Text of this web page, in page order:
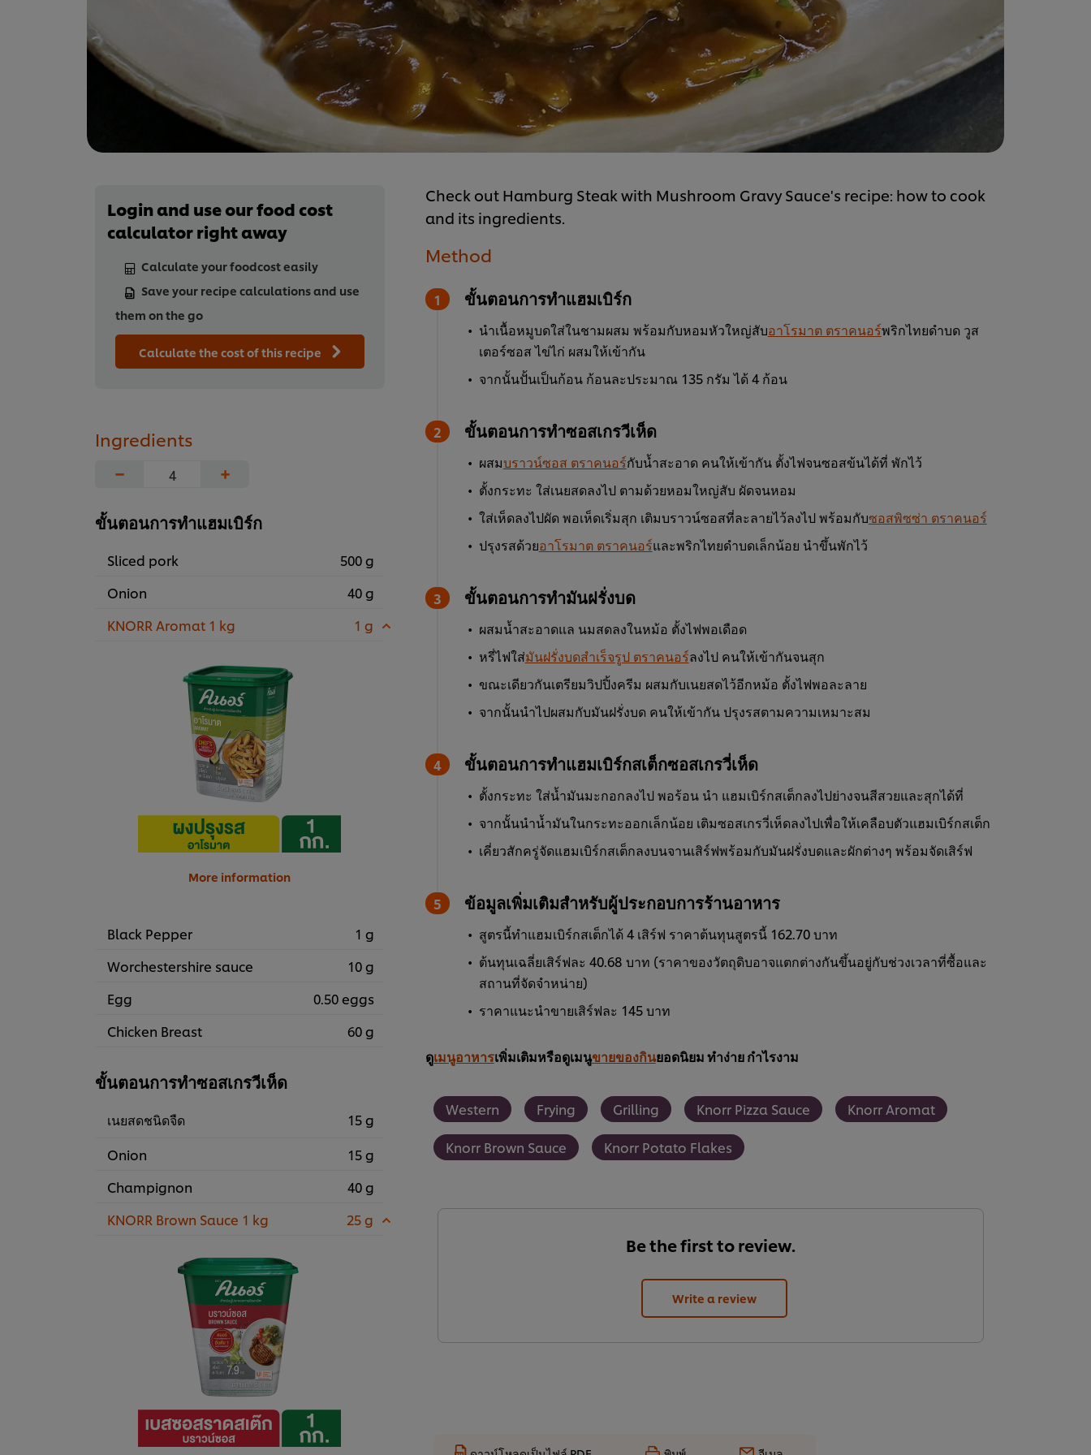
Login and use our food cost
calculator right away
Calculate your foodcost easily
Save your recipe calculations and use
them on the go
Calculate the cost of this recipe
Ingredients
−
+
ขั้นตอนการทำแฮมเบิร์ก
Sliced pork
500 g
Onion
40 g
KNORR Aromat 1 kg
1 g
More information
Black Pepper
1 g
Worchestershire sauce
10 g
Egg
0.50 eggs
Chicken Breast
60 g
ขั้นตอนการทำซอสเกรวีเห็ด
เนยสดชนิดจืด
15 g
Onion
15 g
Champignon
40 g
KNORR Brown Sauce 1 kg
25 g
Check out Hamburg Steak with Mushroom Gravy Sauce's recipe: how to cook
and its ingredients.
Method
ขั้นตอนการทำแฮมเบิร์ก
นำเนื้อหมูบดใส่ในชามผสม พร้อมกับหอมหัวใหญ่สับอาโรมาต ตราคนอร์พริกไทยดำบด วูส
เตอร์ซอส ไข่ไก่ ผสมให้เข้ากัน
จากนั้นปั้นเป็นก้อน ก้อนละประมาณ 135 กรัม ได้ 4 ก้อน
ขั้นตอนการทำซอสเกรวีเห็ด
ผสมบราวน์ซอส ตราคนอร์กับน้ำสะอาด คนให้เข้ากัน ตั้งไฟจนซอสข้นได้ที่ พักไว้
ตั้งกระทะ ใส่เนยสดลงไป ตามด้วยหอมใหญ่สับ ผัดจนหอม
ใส่เห็ดลงไปผัด พอเห็ดเริ่มสุก เติมบราวน์ซอสที่ละลายไว้ลงไป พร้อมกับซอสพิซซ่า ตราคนอร์
ปรุงรสด้วยอาโรมาต ตราคนอร์และพริกไทยดำบดเล็กน้อย นำขึ้นพักไว้
ขั้นตอนการทำมันฝรั่งบด
ผสมน้ำสะอาดแล นมสดลงในหม้อ ตั้งไฟพอเดือด
หรี่ไฟใส่มันฝรั่งบดสำเร็จรูป ตราคนอร์ลงไป คนให้เข้ากันจนสุก
ขณะเดียวกันเตรียมวิปปิ้งครีม ผสมกับเนยสดไว้อีกหม้อ ตั้งไฟพอละลาย
จากนั้นนำไปผสมกับมันฝรั่งบด คนให้เข้ากัน ปรุงรสตามความเหมาะสม
ขั้นตอนการทำแฮมเบิร์กสเต็กซอสเกรวี่เห็ด
ตั้งกระทะ ใส่น้ำมันมะกอกลงไป พอร้อน นำ แฮมเบิร์กสเต็กลงไปย่างจนสีสวยและสุกได้ที่
จากนั้นนำน้ำมันในกระทะออกเล็กน้อย เติมซอสเกรวี่เห็ดลงไปเพื่อให้เคลือบตัวแฮมเบิร์กสเต็ก
เคี่ยวสักครู่จัดแฮมเบิร์กสเต็กลงบนจานเสิร์ฟพร้อมกับมันฝรั่งบดและผักต่างๆ พร้อมจัดเสิร์ฟ
ข้อมูลเพิ่มเติมสำหรับผู้ประกอบการร้านอาหาร
สูตรนี้ทำแฮมเบิร์กสเต็กได้ 4 เสิร์ฟ ราคาต้นทุนสูตรนี้ 162.70 บาท
ต้นทุนเฉลี่ยเสิร์ฟละ 40.68 บาท (ราคาของวัตถุดิบอาจแตกต่างกันขึ้นอยู่กับช่วงเวลาที่ซื้อและ
สถานที่จัดจำหน่าย)
ราคาแนะนำขายเสิร์ฟละ 145 บาท
ดูเมนูอาหารเพิ่มเติมหรือดูเมนูขายของกินยอดนิยม ทำง่าย กำไรงาม
Western Frying Grilling Knorr Pizza Sauce Knorr Aromat
Knorr Brown Sauce Knorr Potato Flakes
Be the first to review.
Write a review